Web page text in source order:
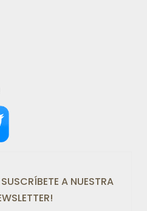
SUSCRÍBETE A NUESTRA